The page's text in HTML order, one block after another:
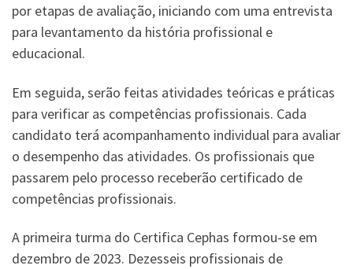
por etapas de avaliação, iniciando com uma entrevista
para levantamento da história profissional e
educacional.
Em seguida, serão feitas atividades teóricas e práticas
para verificar as competências profissionais. Cada
candidato terá acompanhamento individual para avaliar
o desempenho das atividades. Os profissionais que
passarem pelo processo receberão certificado de
competências profissionais.
A primeira turma do Certifica Cephas formou-se em
dezembro de 2023. Dezesseis profissionais de